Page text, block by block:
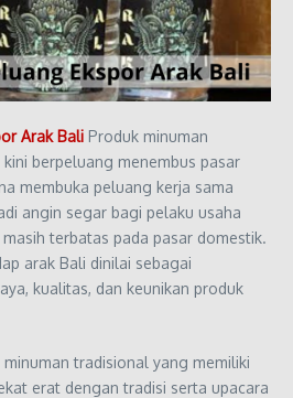
Arak Bali Produk minuman
berpeluang menembus pasar
membuka peluang kerja sama
angin segar bagi pelaku usaha
terbatas pada pasar domestik.
arak Bali dinilai sebagai
kualitas, dan keunikan produk
tradisional yang memiliki
erat dengan tradisi serta upacara